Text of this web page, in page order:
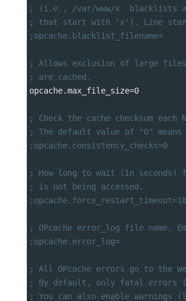
; (i.e., /var/www/x  blacklists
; that start with 'x'). Line
;opcache.blacklist_filename=
; Allows exclusion of large
; are cached.
opcache.max_file_size=0
; Check the cache checksum each
; The default value of "0"
;opcache.consistency_checks=0
; How long to wait (in
; is not being accessed.
; OPcache error_log file name.
;opcache.error_log=
; All OPcache errors go to the
; By default, only fatal errors
; You can also enable